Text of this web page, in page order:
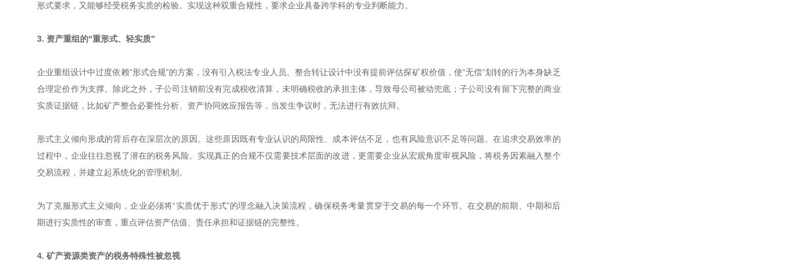
形式要求，又能够经受税务实质的检验。实现这种双重合规性，要求企业具备跨学科的专业判断能力。
3. 资产重组的“重形式、轻实质”
企业重组设计中过度依赖“形式合规”的方案，没有引入税法专业人员。整合转让设计中没有提前评估探矿权价值，使“无偿”划转的行为本身缺乏
合理定价作为支撑。除此之外，子公司注销前没有完成税收清算，未明确税收的承担主体，导致母公司被动兜底；子公司没有留下完整的商业
实质证据链，比如矿产整合必要性分析、资产协同效应报告等，当发生争议时，无法进行有效抗辩。
形式主义倾向形成的背后存在深层次的原因。这些原因既有专业认识的局限性、成本评估不足，也有风险意识不足等问题。在追求交易效率的
过程中，企业往往忽视了潜在的税务风险。实现真正的合规不仅需要技术层面的改进，更需要企业从宏观角度审视风险，将税务因素融入整个
交易流程，并建立起系统化的管理机制。
为了克服形式主义倾向，企业必须将“实质优于形式”的理念融入决策流程，确保税务考量贯穿于交易的每一个环节。在交易的前期、中期和后
期进行实质性的审查，重点评估资产估值、责任承担和证据链的完整性。
4. 矿产资源类资产的税务特殊性被忽视